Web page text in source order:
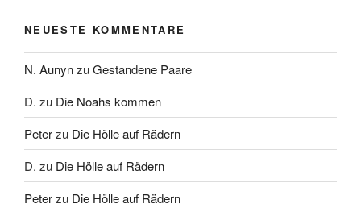
NEUESTE KOMMENTARE
N. AunynzuGestandene Paare
D. zu Die Noahs kommen
Peterzu Die Hölle auf Rädern
D. zu Die Hölle auf Rädern
Peterzu Die Hölle auf Rädern